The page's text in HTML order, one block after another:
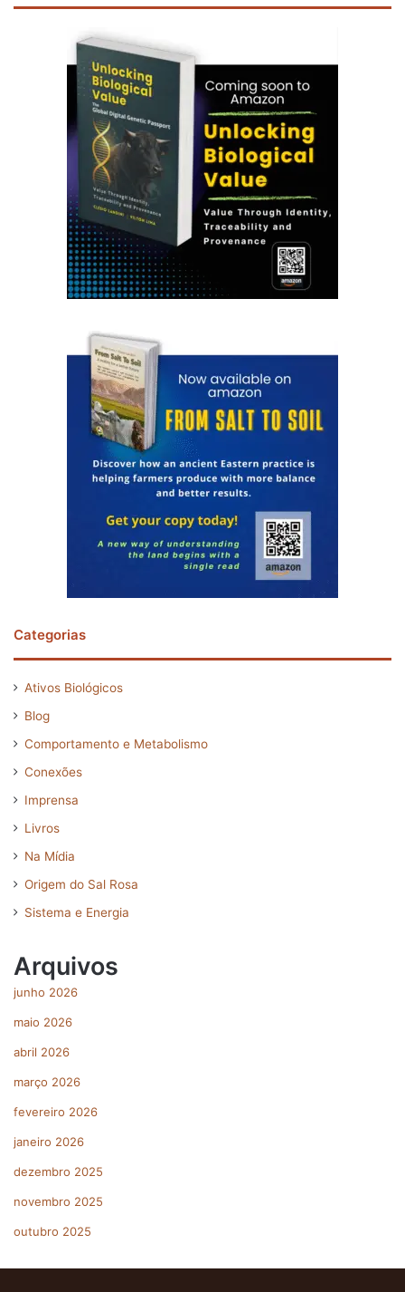
Categorias
Ativos Biológicos
Blog
Comportamento e Metabolismo
Conexões
Imprensa
Livros
Na Mídia
Origem do Sal Rosa
Sistema e Energia
Arquivos
junho 2026
maio 2026
abril 2026
março 2026
fevereiro 2026
janeiro 2026
dezembro 2025
novembro 2025
outubro 2025